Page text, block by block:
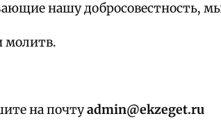
нашу добросовестность,
молитв.
на почтуadmin@ekzeget.ru